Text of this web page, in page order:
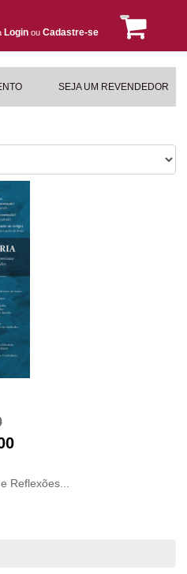
Login ou Cadastre-se
SEJA UM REVENDEDOR
Reflexões...